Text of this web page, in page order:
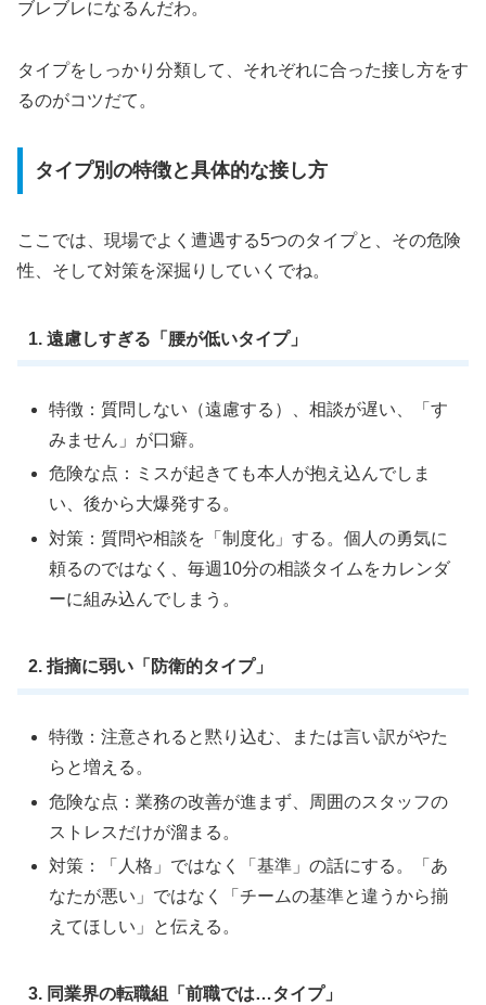
ブレブレになるんだわ。
タイプをしっかり分類して、それぞれに合った接し方をす
るのがコツだて。
タイプ別の特徴と具体的な接し方
ここでは、現場でよく遭遇する5つのタイプと、その危険
性、そして対策を深掘りしていくでね。
1. 遠慮しすぎる「腰が低いタイプ」
特徴：質問しない（遠慮する）、相談が遅い、「す
みません」が口癖。
危険な点：ミスが起きても本人が抱え込んでしま
い、後から大爆発する。
対策：質問や相談を「制度化」する。個人の勇気に
頼るのではなく、毎週10分の相談タイムをカレンダ
ーに組み込んでしまう。
2. 指摘に弱い「防衛的タイプ」
特徴：注意されると黙り込む、または言い訳がやた
らと増える。
危険な点：業務の改善が進まず、周囲のスタッフの
ストレスだけが溜まる。
対策：「人格」ではなく「基準」の話にする。「あ
なたが悪い」ではなく「チームの基準と違うから揃
えてほしい」と伝える。
3. 同業界の転職組「前職では…タイプ」